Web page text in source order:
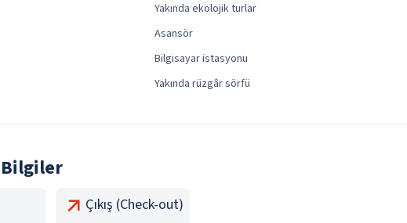
Yakında ekolojik turlar
Asansör
Bilgisayar istasyonu
Yakında rüzgâr sörfü
Bilgiler
Çıkış (Check-out)